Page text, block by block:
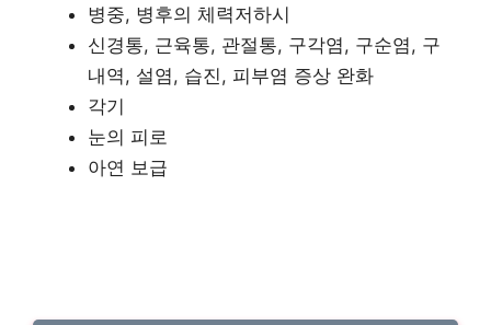
병중, 병후의 체력저하시
신경통, 근육통, 관절통, 구각염, 구순염, 구
내역, 설염, 습진, 피부염 증상 완화
각기
눈의 피로
아연 보급